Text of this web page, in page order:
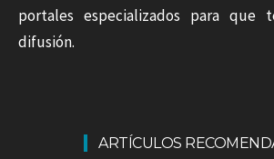
portales especializados para que
difusión.
ARTÍCULOS